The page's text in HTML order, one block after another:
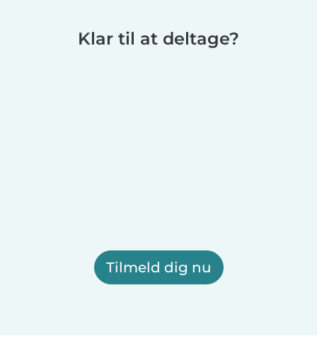
Klar til at deltage?
Tilmeld dig nu